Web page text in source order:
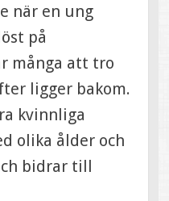
när en ung
på
många att tro
ligger bakom.
kvinnliga
olika ålder och
bidrar till